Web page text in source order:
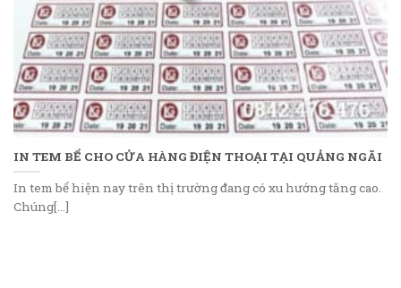
IN TEM BỂ CHO CỬA HÀNG ĐIỆN THOẠI TẠI QUẢNG NGÃI
In tem bể hiện nay trên thị trường đang có xu hướng tăng cao.
Chúng[...]